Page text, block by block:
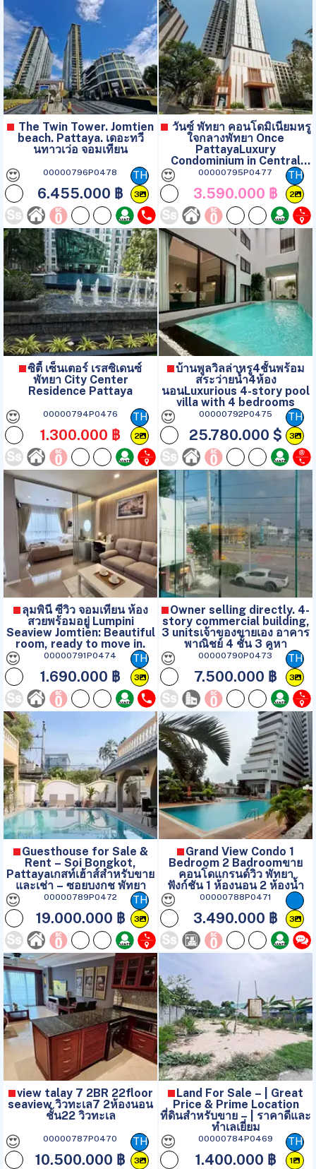
beach. Pattaya. เดอะทวี
นทาวเว่อ จอมเทียน
😍 00000796P0478
6.455.000 ฿
TH
3
วันซ์ พัทยา คอนโดมิเนียมหรู
ใจกลางพัทยา Once
PattayaLuxury
Condominium in Central
Pattaya
😍 00000795P0477
3.590.000 ฿
TH
2
ซิตี้ เซ็นเตอร์ เรสซิเดนซ์
พัทยา City Center
Residence Pattaya
😍 00000794P0476
1.300.000 ฿
TH
2
บ้านพูลวิลล่าหรู4ชั้นพร้อม
สระว่ายน้ำ4ห้อง
นอนLuxurious 4-story pool
villa with 4 bedrooms
😍 00000792P0475
25.780.000 $
TH
3
ลุมพินี ซีวิว จอมเทียน ห้อง
สวยพร้อมอยู่ Lumpini
Seaview Jomtien: Beautiful
room, ready to move in.
😍 00000791P0474
1.690.000 ฿
TH
3
Owner selling directly. 4-
story commercial building,
3 unitsเจ้าของขายเอง อาคาร
พาณิชย์ 4 ชั้น 3 คูหา
😍 00000790P0473
7.500.000 ฿
TH
3
Guesthouse for Sale &
Rent – Soi Bongkot,
Pattayaเกสท์เฮ้าส์สำหรับขาย
และเช่า – ซอยบงกช พัทยา
😍 00000789P0472
19.000.000 ฿
TH
3
Grand View Condo 1
Bedroom 2 Badroomขาย
คอนโดแกรนด์วิว พัทยา
ฟังก์ชัน 1 ห้องนอน 2 ห้องน้ำ
😍 00000788P0471
3.490.000 ฿ 3
view talay 7 2BR 22floor
seaview วิวทะเล7 2ห้องนอน
ชั้น22 วิวทะเล
😍 00000787P0470
10.500.000 ฿
TH
3
Land For Sale – | Great
Price & Prime Location
ที่ดินสำหรับขาย – | ราคาดีและ
ทำเลเยี่ยม
😍 00000784P0469
1.400.000 ฿
TH
1